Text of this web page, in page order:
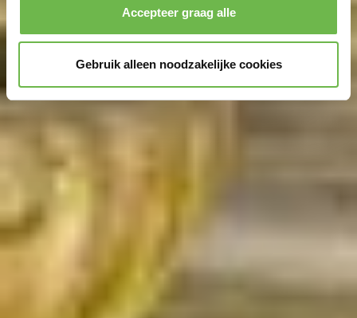
Accepteer graag alle
Gebruik alleen noodzakelijke cookies